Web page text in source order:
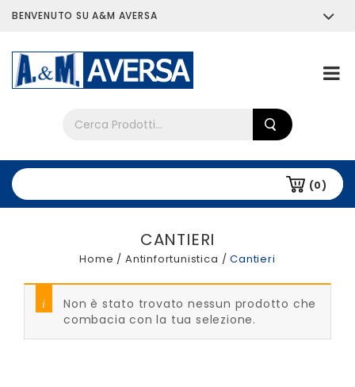
BENVENUTO SU A&M AVERSA
(0)
CANTIERI
Home /Antinfortunistica /Cantieri
Non è stato trovato nessun prodotto che
combacia con la tua selezione.